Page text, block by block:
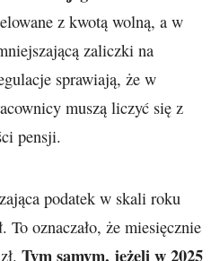
z kwotą wolną, a w
zaliczki na
sprawiają, że w
muszą liczyć się z
pensji.
podatek w skali roku
To oznaczało, że miesięcznie
Tym samym, jeżeli w 2025